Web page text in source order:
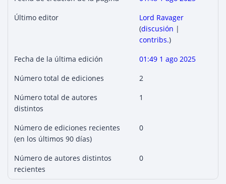
Último editor
Lord Ravager
(discusión |
contribs.)
Fecha de la última edición
01:49 1 ago 2025
Número total de ediciones
2
Número total de autores
distintos
1
Número de ediciones recientes
(en los últimos 90 días)
0
Número de autores distintos
recientes
0